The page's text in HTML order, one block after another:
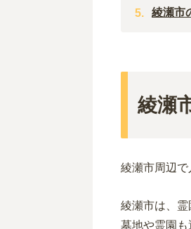
綾瀬市
綾瀬
綾瀬市周辺 で
綾瀬市は、
墓地や霊園も